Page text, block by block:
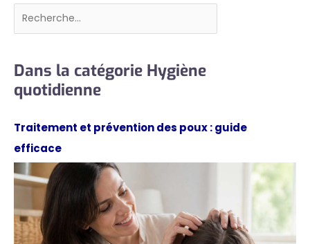
Rechercher
Dans la catégorie Hygiène
quotidienne
Traitement et prévention des poux : guide
efficace